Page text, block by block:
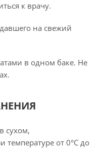
к врачу.
на свежий
в одном баке. Не
сухом,
от 0°С до